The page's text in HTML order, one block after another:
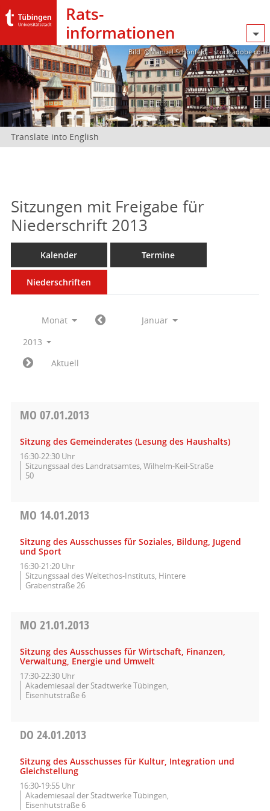
Rats­
informationen
Bild: @Manuel Schönfeld – stock.adobe.com
Translate into English
Sitzungen mit Freigabe für
Niederschrift 2013
Kalender Termine
Niederschriften
Monat
Januar
2013
Aktuell
MO 07.01.2013
Sitzung des Gemeinderates (Lesung des Haushalts)
16:30-22:30 Uhr
Sitzungssaal des Landratsamtes, Wilhelm-Keil-Straße
50
MO 14.01.2013
Sitzung des Ausschusses für Soziales, Bildung, Jugend
und Sport
16:30-21:20 Uhr
Sitzungssaal des Weltethos-Instituts, Hintere
Grabenstraße 26
MO 21.01.2013
Sitzung des Ausschusses für Wirtschaft, Finanzen,
Verwaltung, Energie und Umwelt
17:30-22:30 Uhr
Akademiesaal der Stadtwerke Tübingen,
Eisenhutstraße 6
DO 24.01.2013
Sitzung des Ausschusses für Kultur, Integration und
Gleichstellung
16:30-19:55 Uhr
Akademiesaal der Stadtwerke Tübingen,
Eisenhutstraße 6